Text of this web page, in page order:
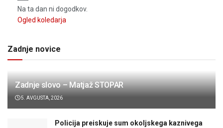
Na ta dan ni dogodkov.
Ogled koledarja
Zadnje novice
Zadnje slovo – Matjaž STOPAR
5. AVGUSTA, 2026
Policija preiskuje sum okoljskega kaznivega